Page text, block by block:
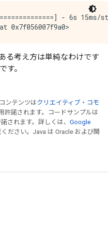
- 6s
る考え方は単純なわけです
す。
ンテンツはクリエイティブ・コモ
許諾されます。コードサンプルは
されます。詳しくは、 Google
ください。Java は Oracle および関